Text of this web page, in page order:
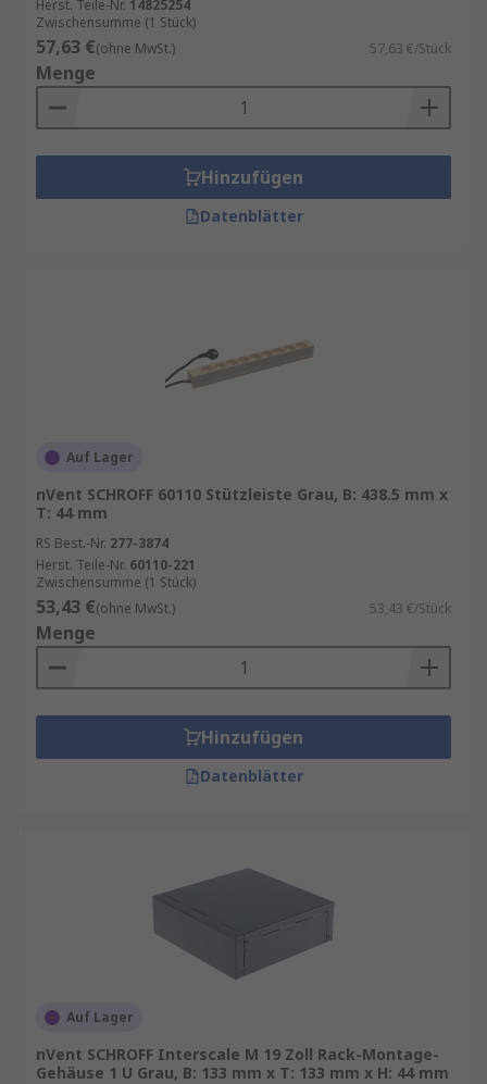
Herst. Teile-Nr. 14825254
Zwischensumme (1 Stück)
57,63 €(ohne MwSt.) 57,63 €/Stück
Menge
Hinzufügen
Datenblätter
Auf Lager
nVent SCHROFF 60110 Stützleiste Grau, B: 438.5 mm x
T: 44 mm
RS Best.-Nr. 277-3874
Herst. Teile-Nr. 60110-221
Zwischensumme (1 Stück)
53,43 €(ohne MwSt.) 53,43 €/Stück
Menge
Hinzufügen
Datenblätter
Auf Lager
nVent SCHROFF Interscale M 19 Zoll Rack-Montage-
Gehäuse 1 U Grau, B: 133 mm x T: 133 mm x H: 44 mm